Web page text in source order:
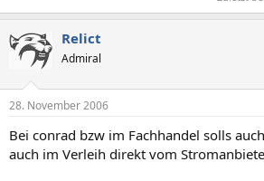
Relict
Admiral
28. November 2006
Bei conrad bzw im Fachhandel solls
auch im Verleih direkt vom